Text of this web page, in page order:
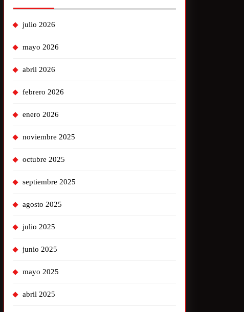
julio 2026
mayo 2026
abril 2026
febrero 2026
enero 2026
noviembre 2025
octubre 2025
septiembre 2025
agosto 2025
julio 2025
junio 2025
mayo 2025
abril 2025